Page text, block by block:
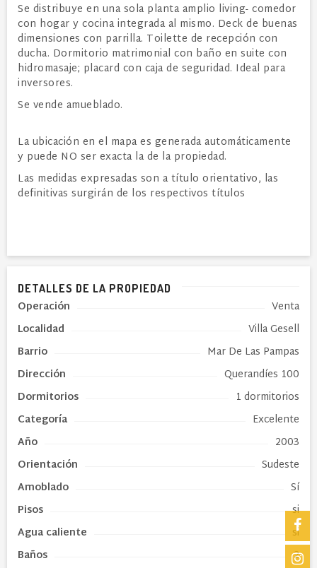
Se distribuye en una sola planta amplio living- comedor
con hogar y cocina integrada al mismo. Deck de buenas
dimensiones con parrilla. Toilette de recepción con
ducha. Dormitorio matrimonial con baño en suite con
hidromasaje; placard con caja de seguridad. Ideal para
inversores.
Se vende amueblado.
La ubicación en el mapa es generada automáticamente
y puede NO ser exacta la de la propiedad.
Las medidas expresadas son a título orientativo, las
definitivas surgirán de los respectivos títulos
DETALLES DE LA PROPIEDAD
Operación
Venta
Localidad
Villa Gesell
Barrio
Mar De Las Pampas
Dirección
Querandíes 100
Dormitorios
1 dormitorios
Categoría
Excelente
Año
2003
Orientación
Sudeste
Amoblado
Sí
Pisos
si
Agua caliente
si
Baños
2